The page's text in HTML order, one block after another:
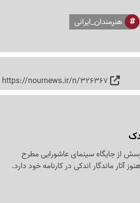
هنرمندان_ایرانی
https://nournews.ir/n/326367
از جایگاه سینمای عاشورایی مطرح
ماندگار اندکی در کارنامه خود دارد.